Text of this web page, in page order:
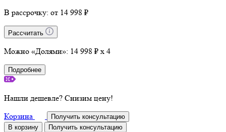
В рассрочку: от 14 998 ₽
Рассчитать
Можно «Долями»: 14 998 ₽ x 4
Подробнее
Нашли дешевле? Снизим цену!
Корзина
Получить консультацию
В корзину
Получить консультацию